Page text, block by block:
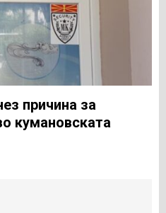
причина за
кумановската